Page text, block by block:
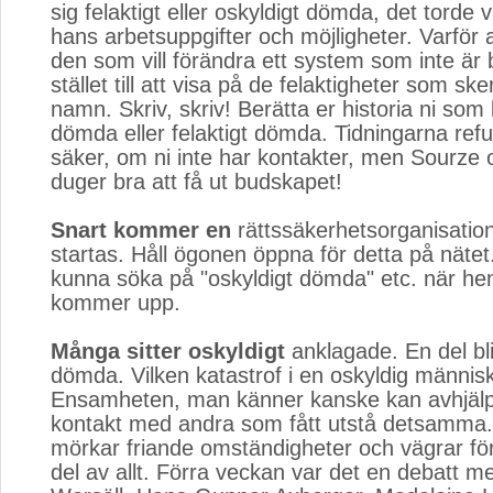
sig felaktigt eller oskyldigt dömda, det torde
hans arbetsuppgifter och möjligheter. Varför
den som vill förändra ett system som inte är
stället till att visa på de felaktigheter som
namn. Skriv, skriv! Berätta er historia ni som
dömda eller felaktigt dömda. Tidningarna
säker, om ni inte har kontakter, men Sourze
duger bra att få ut budskapet!
Snart kommer en
startas. Håll ögonen öppna för detta på
kunna söka på "oskyldigt dömda" etc. när
kommer upp.
Många sitter oskyldigt anklagade. En del
dömda. Vilken katastrof i en oskyldig
Ensamheten, man känner kanske kan
kontakt med andra som fått utstå
mörkar friande omständigheter och vägrar
del av allt. Förra veckan var det en debatt